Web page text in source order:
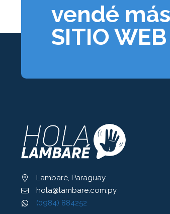
vendé
SITIO WEB
Lambaré, Paraguay
hola@lambare.com.py
(0984) 884252